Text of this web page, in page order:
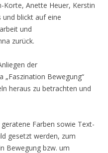
Korte, Anette Heuer, Kerstin
blickt auf eine
und
zurück.
der
„Faszination Bewegung“
heraus zu betrachten und
Farben sowie Text-
gesetzt werden, zum
Bewegung bzw. um